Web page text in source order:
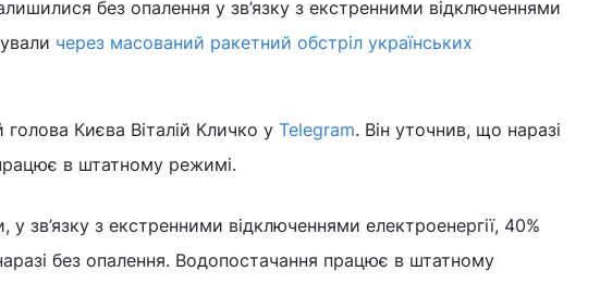
без опалення у зв’язку з екстренними відключеннями
через масований ракетний обстріл українських
Києва Віталій Кличко у Telegram. Він уточнив, що наразі
в штатному режимі.
у зв’язку з екстренними відключеннями електроенергії, 40%
без опалення. Водопостачання працює в штатному